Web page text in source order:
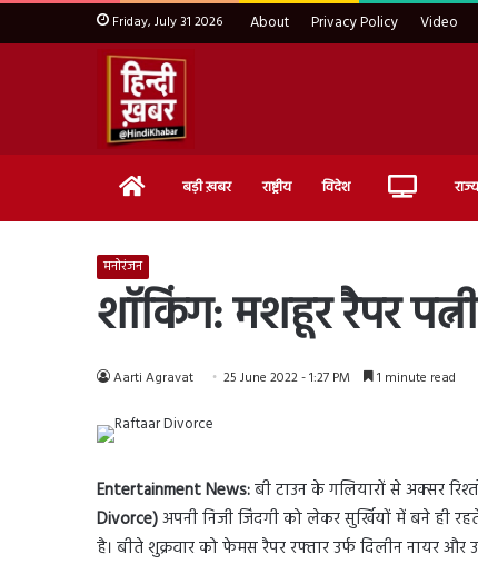
Friday, July 31 2026 About Privacy Policy Video
Home बड़ी ख़बर राष्ट्रीय विदेश Live राज्य
मनोरंजन
शॉकिंग: मशहूर रैपर
Aarti Agravat 25 June 2022 - 1:27 PM 1 minute read
Entertainment News:बी टाउन के गलियारों से अक्सर
Divorce)अपनी निजी जिंदगी को लेकर सुर्खियों में बने ही
है। बीते शुक्रवार को फेमस रैपर रफ्तार उर्फ दिलीन नायर